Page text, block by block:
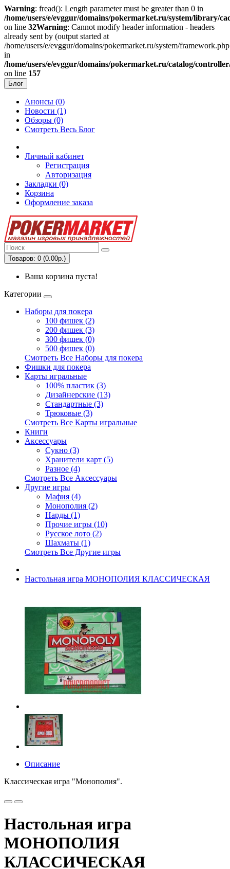
Warning: fread(): Length parameter must be greater than 0 in
/home/users/e/evggur/domains/pokermarket.ru/system/library/
on line 32Warning: Cannot modify header information - headers
already sent by (output started at
/home/users/e/evggur/domains/pokermarket.ru/system/
in
/home/users/e/evggur/domains/pokermarket.ru/catalog/
on line 157
Блог
Анонсы (0)
Новости (1)
Обзоры (0)
Смотреть Весь Блог
Личный кабинет
Регистрация
Авторизация
Закладки (0)
Корзина
Оформление заказа
Товаров: 0 (0.00р.)
Ваша корзина пуста!
Категории
Наборы для покера
100 фишек (2)
200 фишек (3)
300 фишек (0)
500 фишек (0)
Смотреть Все Наборы для покера
Фишки для покера
Карты игральные
100% пластик (3)
Дизайнерские (13)
Стандартные (3)
Трюковые (3)
Смотреть Все Карты игральные
Книги
Аксессуары
Сукно (3)
Хранители карт (5)
Разное (4)
Смотреть Все Аксессуары
Другие игры
Мафия (4)
Монополия (2)
Нарды (1)
Прочие игры (10)
Русское лото (2)
Шахматы (1)
Смотреть Все Другие игры
Настольная игра МОНОПОЛИЯ КЛАССИЧЕСКАЯ
Описание
Классическая игра "Монополия".
Настольная игра
МОНОПОЛИЯ
КЛАССИЧЕСКАЯ